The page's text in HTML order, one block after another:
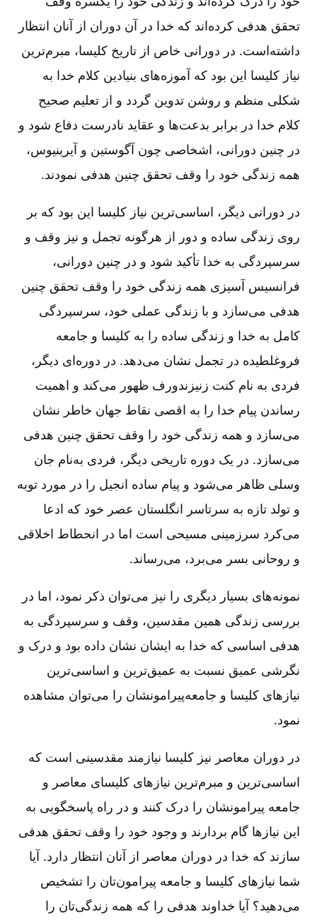
تحقق هدفی کرده‌اند که خدا در آن دوران از آنان انتظار
داشته‌است‌. در دورانی خاص از تاریخ کلیسا، مبرم‌ترین
نیاز کلیسا این بود که آموزه‌های بنیادین کلام خدا به
شکلی منظم و روشن تدوین گردد و از تعلیم صحیح
کلام خدا در برابر بدعت‌ها و عقاید نادرست دفاع شود و
در چنین دورانی‌، اشخاصی چون آگوستین و آیرینیوس‌،
همه زندگی خود را وقف تحقق چنین هدفی نمودند.
در دورانی دیگر، اساسی‌ترین نیاز کلیسا این بود که بر
روی زندگی ساده و دور از هرگونه تجمل و نیز وقف و
سرسپردگی به خدا تأکید شود و در چنین دورانی‌،
فرانسیس آسیزی همه زندگی خود را وقف تحقق چنین
هدفی می‌سازد و با زندگی عملی خود، سرسپردگی
کامل به خدا و زندگی ساده را به کلیسا و جامعه
فروغلطیده در تجمل نشان می‌دهد. در دوره‌ای دیگر،
فردی به نام کنت زنیزندورف ظهور می‌کند و اهمیت
رساندن پیام خدا را به اقصی نقاط جهان خاطر نشان
می‌سازد و همه زندگی خود را وقف تحقق چنین هدفی
می‌سازد. در یک دوره تاریخی دیگر، فردی به‌نام جان
وسلی ظاهر می‌شود و پیام ساده انجیل را در مورد توبه
و تولد تازه به سرتاسر انگلستان عصر خود که ادعا
می‌کرد سرزمینی مسیحی است اما در انحطاط اخلاقی
و روحانی بسر می‌برد، می‌رساند.
نمونه‌های بسیار دیگری را نیز می‌توان ذکر نمود، اما در
بررسی زندگی همین مقدسین‌، وقف و سرسپردگی به
هدفی اساسی که خدا به ایشان نشان داده بود و درک و
نگرشی عمیق نسبت به عمیق‌ترین و اساسی‌ترین
نیازهای کلیسا و جامعه‌پیرامونشان را می‌توان مشاهده
نمود.
در دوران معاصر نیز کلیسا نیازمند مقدسینی است که
اساسی‌ترین و مبرم‌ترین نیازهای کلیسای معاصر و
جامعه پیرامونشان را درک کنند و در راه پاسخگویی به
این نیازها گام بردارند و وجود خود را وقف تحقق هدفی
سازند که خدا در دوران معاصر از آنان انتظار دارد. آیا
شما نیازهای کلیسا و جامعه پیرامون‌تان را تشخیص
می‌دهید؟ آیا خداوند هدفی را که همه زندگی‌تان را